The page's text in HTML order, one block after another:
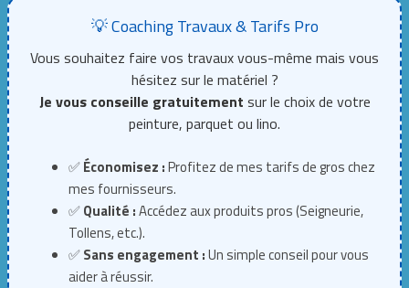
💡 Coaching Travaux & Tarifs Pro
Vous souhaitez faire vos travaux vous-même mais vous
hésitez sur le matériel ?
Je vous conseille gratuitement sur le choix de votre
peinture, parquet ou lino.
✅Économisez :Profitez de mes tarifs de gros chez
mes fournisseurs.
✅Qualité :Accédez aux produits pros (Seigneurie,
Tollens, etc.).
✅Sans engagement :Un simple conseil pour vous
aider à réussir.